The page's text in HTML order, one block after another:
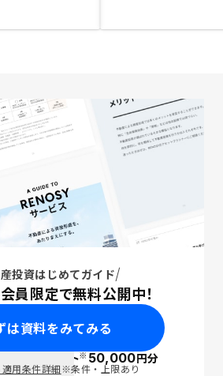
投資はじめてガイド
員限定で無料公開中！
は資料をみてみる
ポイント※50,000円分
用条件詳細※条件・上限あり